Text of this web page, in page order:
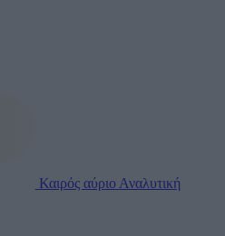
Καιρός αύριο Αναλυτική